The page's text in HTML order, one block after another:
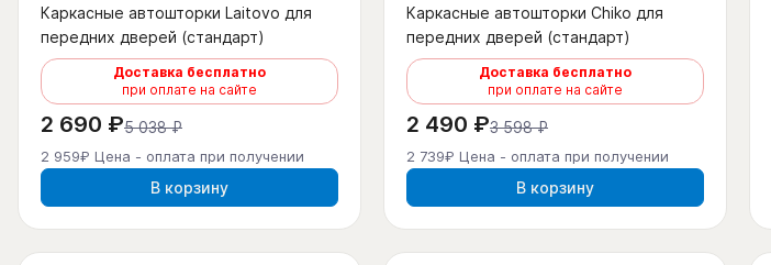
Каркасные автошторки Laitovo для
передних дверей (стандарт)
Доставка бесплатно
при оплате на сайте
2 690 ₽5 038 ₽
2 959₽ Цена - оплата при получении
В корзину
Каркасные автошторки Chiko для
передних дверей (стандарт)
Доставка бесплатно
при оплате на сайте
2 490 ₽3 598 ₽
2 739₽ Цена - оплата при получении
В корзину